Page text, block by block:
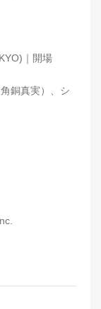
｜開場
銅真実）、シ